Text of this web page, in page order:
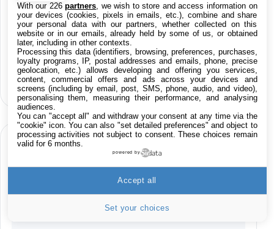
03
Apple Upgrade est officiel : le
programme de location d’iPhone,
Mac, iPad et Apple Watch aux US
04
iOS 26.6 est disponible, voici les
nouveautés
BONS PLANS LIVE 24H/24
Produits High-Tech
Applications
With our 226partners , we wish to store and access information on
your devices (cookies, pixels in emails, etc.), combine and share
your personal data with our partners, whether collected on this
website or in our emails, already held by some of us, or obtained
later, including in other contexts.
Processing this data (identifiers, browsing, preferences, purchases,
loyalty programs, IP, postal addresses and emails, phone, precise
geolocation, etc.) allows developing and offering you services,
content, commercial offers and ads across your devices and
screens (including by email, post, SMS, phone, audio, and video),
personalising them, measuring their performance, and analysing
audiences.
You can "accept all" and withdraw your consent at any time via the
"cookie" icon. You can also "set detailed preferences" and object to
processing activities not subject to consent. These choices remain
valid for 6 months.
powered by
Set your choices
Accept all